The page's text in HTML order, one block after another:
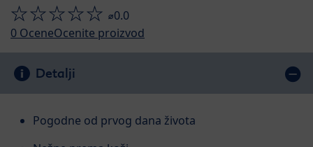
⌀0.0
0 OceneOcenite proizvod
Detalji
Pogodne od prvog dana života